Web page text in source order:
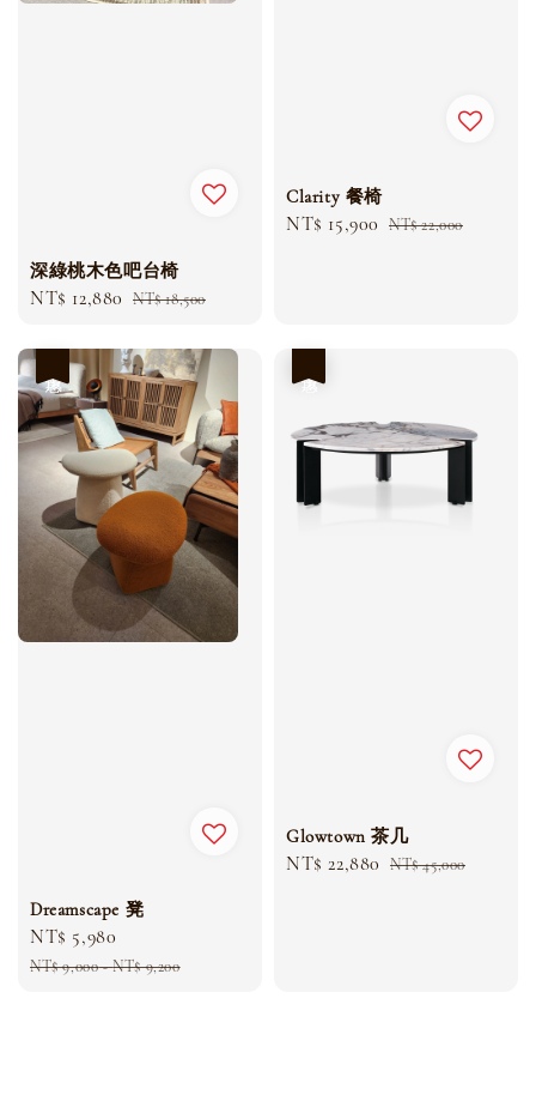
深綠桃木色吧台椅
Sale
NT$ 12,880 Regular
NT$ 18,500
Clarity 餐椅
Sale
NT$ 15,900 Regular
NT$ 22,000
Dreamscape 凳
Sale
price
NT$ 5,980
price
NT$ 9,000-NT$ 9,200
Glowtown 茶几
Sale
NT$ 22,880 Regular
NT$ 45,000